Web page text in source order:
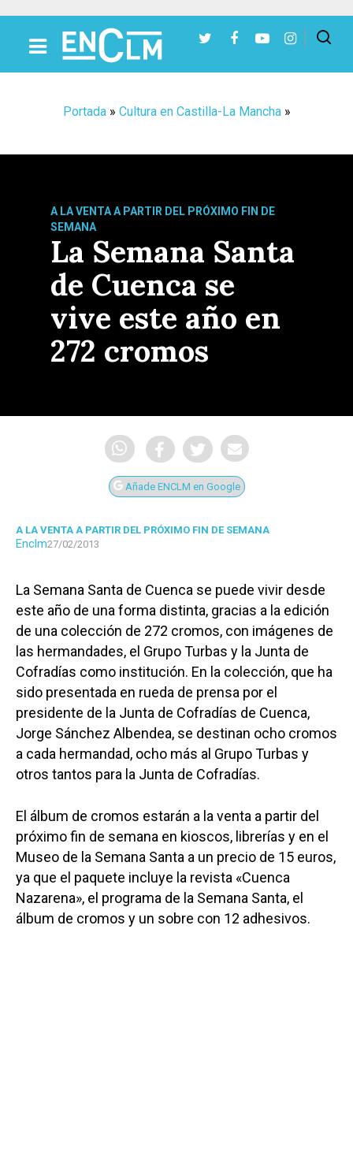
Portada» Cultura en Castilla-La Mancha»
A LA VENTA A PARTIR DEL PRÓXIMO FIN DE
SEMANA
La Semana Santa
de Cuenca se
vive este año en
272 cromos
Añade ENCLM en Google
A LA VENTA A PARTIR DEL PRÓXIMO FIN DE SEMANA
Enclm27/02/2013
La Semana Santa de Cuenca se puede vivir desde
este año de una forma distinta, gracias a la edición
de una colección de 272 cromos, con imágenes de
las hermandades, el Grupo Turbas y la Junta de
Cofradías como institución. En la colección, que ha
sido presentada en rueda de prensa por el
presidente de la Junta de Cofradías de Cuenca,
Jorge Sánchez Albendea, se destinan ocho cromos
a cada hermandad, ocho más al Grupo Turbas y
otros tantos para la Junta de Cofradías.
El álbum de cromos estarán a la venta a partir del
próximo fin de semana en kioscos, librerías y en el
Museo de la Semana Santa a un precio de 15 euros,
ya que el paquete incluye la revista «Cuenca
Nazarena», el programa de la Semana Santa, el
álbum de cromos y un sobre con 12 adhesivos.